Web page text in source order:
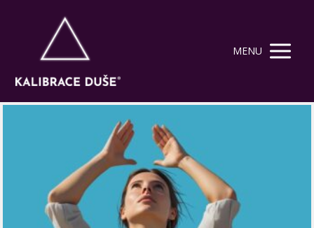
MENU